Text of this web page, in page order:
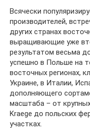
Всячески
производителей,
других странах
выращивающие уже
результатом весьма
успешно в Польше на
восточных регионах,
Украине, в Италии,
дополняющего
масштаба – от
Kraege до польских
участках.